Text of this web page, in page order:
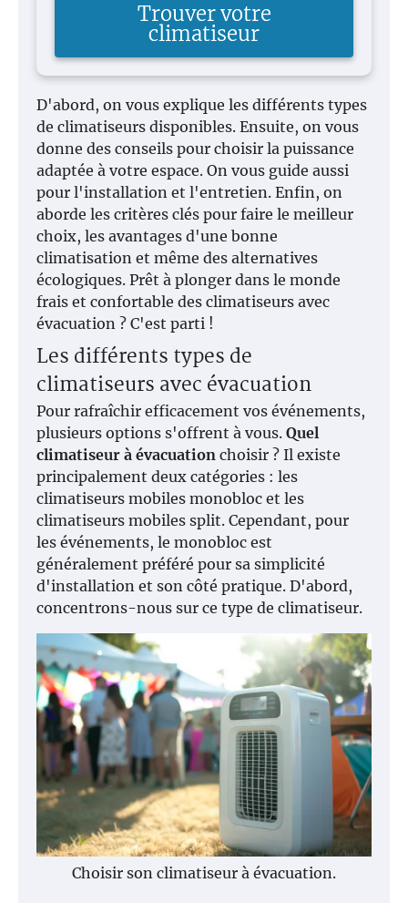
Trouver votre
climatiseur
D'abord, on vous explique les différents types
de climatiseurs disponibles. Ensuite, on vous
donne des conseils pour choisir la puissance
adaptée à votre espace. On vous guide aussi
pour l'installation et l'entretien. Enfin, on
aborde les critères clés pour faire le meilleur
choix, les avantages d'une bonne
climatisation et même des alternatives
écologiques. Prêt à plonger dans le monde
frais et confortable des climatiseurs avec
évacuation ? C'est parti !
Les différents types de
climatiseurs avec évacuation
Pour rafraîchir efficacement vos événements,
plusieurs options s'offrent à vous. Quel
climatiseur à évacuation choisir ? Il existe
principalement deux catégories : les
climatiseurs mobiles monobloc et les
climatiseurs mobiles split. Cependant, pour
les événements, le monobloc est
généralement préféré pour sa simplicité
d'installation et son côté pratique. D'abord,
concentrons-nous sur ce type de climatiseur.
Choisir son climatiseur à évacuation.